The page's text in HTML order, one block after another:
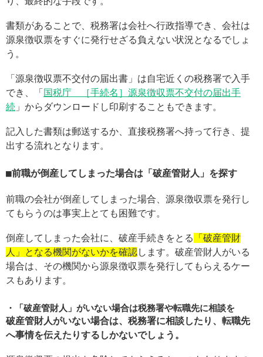
書類があることで、税務署は会社へ行政指導でき、会社は
源泉徴収票をすぐに発行せざる負えない状況となるでしょ
う。
「源泉徴収票不交付の届出書」は自宅近くの税務署で入手
でき、「 国税庁 ［手続名］源泉徴収票不交付の届出手
続 」からダウンロードし印刷することもできます。
記入した書類は郵送するか、直接税務署へ持って行き、提
出する流れとなります。
前職が倒産してしまった場合は「破産管財人」を探す
前職の会社が倒産してしまった場合、源泉徴収票を発行し
てもらうのは事実上とても困難です。
倒産してしまった会社に、破産手続きをとる
「破産管財
人」となる機関がないかを確認します。破産管財人がいる
場合は、その機関から源泉徴収票を発行してもらえるケー
スもあります。
「破産管財人」がいない場合は税務署や転職先に相談を
破産管財人がいない場合は、税務署に相談したり、転職先
へ事情を伝えたりするしかないでしょう。